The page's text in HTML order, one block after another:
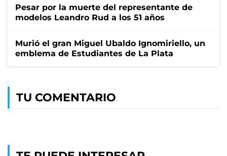
Pesar por la muerte del representante de
modelos Leandro Rud a los 51 años
Murió el gran Miguel Ubaldo Ignomiriello, un
emblema de Estudiantes de La Plata
TU COMENTARIO